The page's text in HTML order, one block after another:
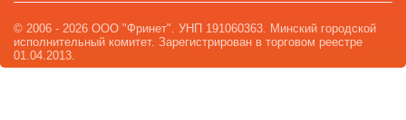
© 2006 - 2026 ООО "Фринет". УНП 191060363. Минский городской
исполнительный комитет. Зарегистрирован в торговом реестре
01.04.2013.